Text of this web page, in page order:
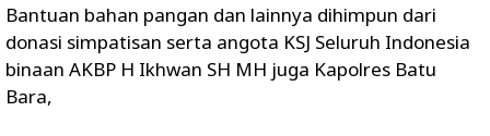
Bantuan bahan pangan dan lainnya dihimpun dari
donasi simpatisan serta angota KSJ Seluruh Indonesia
binaan AKBP H Ikhwan SH MH juga Kapolres Batu
Bara,